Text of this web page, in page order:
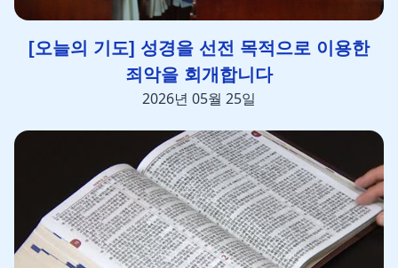
[오늘의 기도] 성경을 선전 목적으로 이용한
죄악을 회개합니다
2026년 05월 25일